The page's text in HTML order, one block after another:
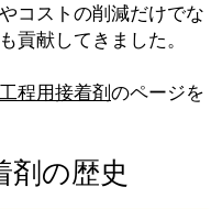
コストの削減だけでな
貢献してきました。
程用接着剤のページを
剤の歴史